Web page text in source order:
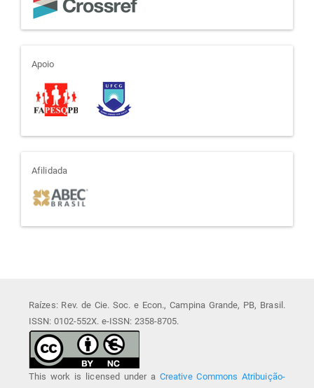
apoio
Apoio
afiliada
Afilidada
Raízes: Rev. de Cie. Soc. e Econ., Campina Grande, PB, Brasil.
ISSN: 0102-552X. e-ISSN: 2358-8705.
This work is licensed under a Creative Commons Atribuição-